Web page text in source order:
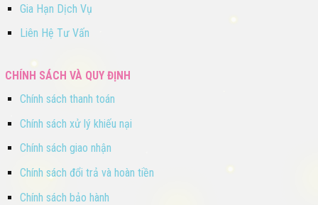
Gia Hạn Dịch Vụ
Liên Hệ Tư Vấn
CHÍNH SÁCH VÀ QUY ĐỊNH
Chính sách thanh toán
Chính sách xử lý khiếu nại
Chính sách giao nhận
Chính sách đổi trả và hoàn tiền
Chính sách bảo hành